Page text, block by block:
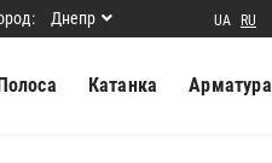
Днепр UA RU
Катанка Арматура